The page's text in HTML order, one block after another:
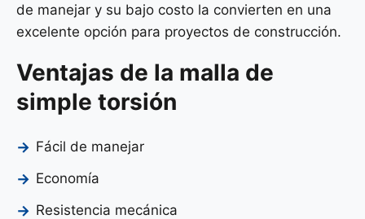
de manejar y su bajo costo la convierten en una
excelente opción para proyectos de construcción.
Ventajas de la malla de
simple torsión
Fácil de manejar
Economía
Resistencia mecánica